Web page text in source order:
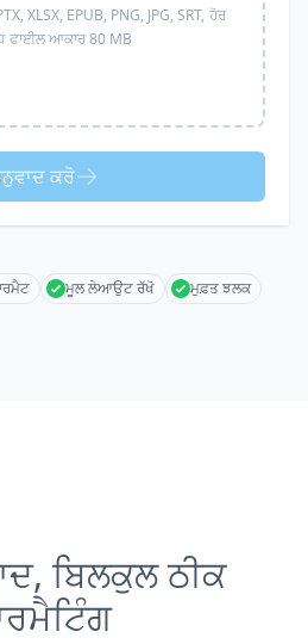
XLSX, EPUB, PNG, JPG, SRT, ਹੋਰ
ਫਾਈਲ ਆਕਾਰ 80 MB
ਕਰੋ
ਮੂਲ ਲੇਆਉਟ ਰੱਖੋ ਮੁਫ਼ਤ ਝਲਕ
ਬਿਲਕੁਲ ਠੀਕ